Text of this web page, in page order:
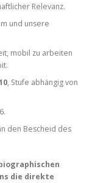
Relevanz.
und unsere
mobil zu arbeiten
, Stufe abhängig von
den Bescheid des
die direkte